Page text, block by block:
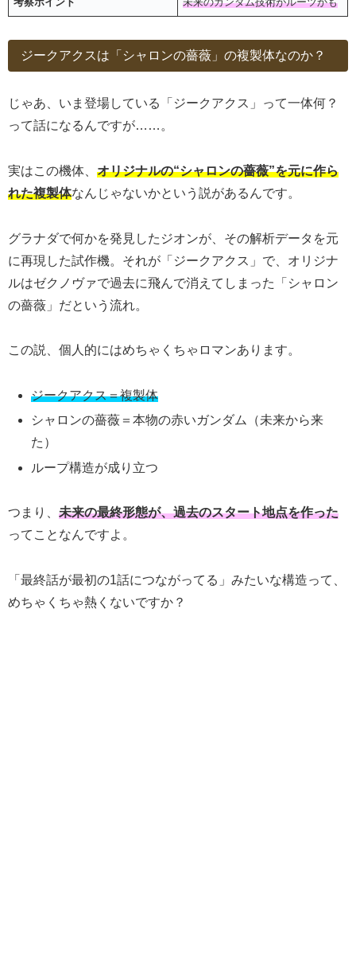
ジークアクスは「シャロンの薔薇」の複製体なのか？
じゃあ、いま登場している「ジークアクス」って一体何？
って話になるんですが……。
実はこの機体、 オリジナルの“シャロンの薔薇”を元に作ら
れた複製体なんじゃないかという説があるんです。
グラナダで何かを発見したジオンが、その解析データを元
に再現した試作機。それが「ジークアクス」で、オリジナ
ルはゼクノヴァで過去に飛んで消えてしまった「シャロン
の薔薇」だという流れ。
この説、個人的にはめちゃくちゃロマンあります。
ジークアクス＝複製体
シャロンの薔薇＝本物の赤いガンダム（未来から来
た）
ループ構造が成り立つ
つまり、 未来の最終形態が、過去のスタート地点を作った
ってことなんですよ。
「最終話が最初の1話につながってる」みたいな構造って、
めちゃくちゃ熱くないですか？